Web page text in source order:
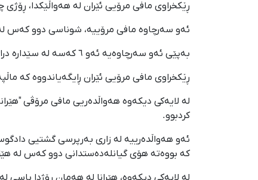
ڕێکخراوی مافی مرۆیی ئێران لە هەواڵێکدا، ڕۆژی چوارشەممە ٢٢ی بەفرانبار، باسی لە ئێعدامکردنی ٦ کەس لە
ئەو سەرچاوە مافی مرۆییە، شوناسی دوو کەس لەو شەش کەسەی بە
بەپێی ئەو سەرچاوەیە ئەو ٦ کەسە لە سێدارە دراوە بە تۆمەتی "کوشتنی بە ئەنقەست" بە قیساس لەلایەن دەزگایی قەزایی حکوومەتی ئێرانەوە، مەحکووم کراون.
ڕێکخراوی مافی مرۆیی ئێران ڕایگەیاندووە کە ماڵپەری "ڕوکنا"
کردبوو.
کە بووەتە هۆی گیانلەدەستدانی دوو کەس لە هێزە ئینتزامییەکان" لە ساڵی ٩٧،
لە لایەکی دیکەوە، هێرانا لە هەمان ڕۆژدا باسی